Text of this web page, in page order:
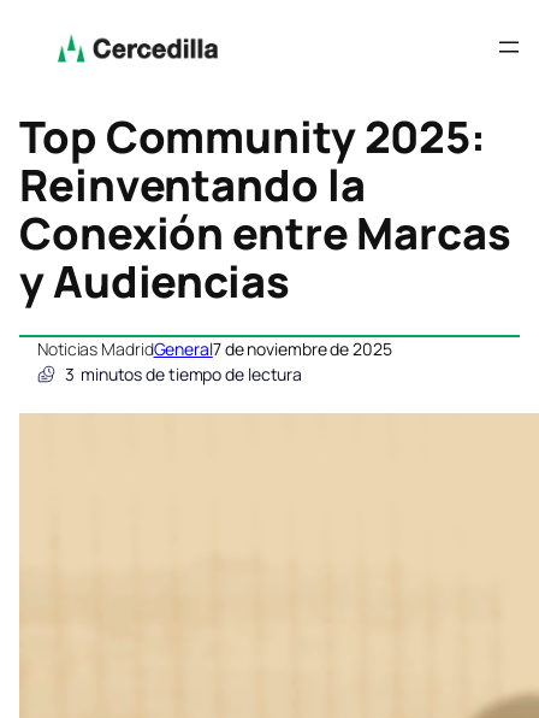
Top Community 2025:
Reinventando la
Conexión entre Marcas
y Audiencias
Noticias MadridGeneral7 de noviembre de 2025
3 minutos de tiempo de lectura